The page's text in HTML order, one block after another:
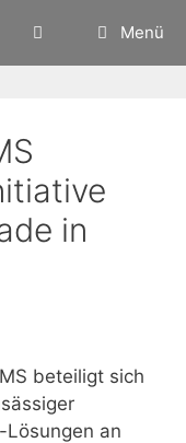
Menü
in
beteiligt sich
an